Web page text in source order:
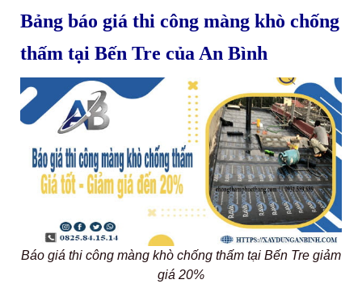
Bảng báo giá thi công màng khò chống
thấm tại Bến Tre của An Bình
Báo giá thi công màng khò chống thấm tại Bến Tre giảm
giá 20%